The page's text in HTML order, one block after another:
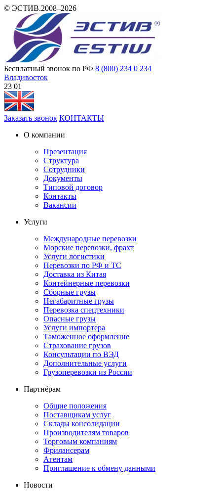
© ЭСТИВ.2008–2026
Бесплатный звонок по РФ 8 (800) 234 0 234
Владивосток
23:01
Заказать звонок КОНТАКТЫ
О компании
Презентация
Структура
Сотрудники
Документы
Типовой договор
Контакты
Вакансии
Услуги
Международные перевозки
Морские перевозки, фрахт
Услуги логистики
Перевозки по РФ и ТС
Доставка из Китая
Контейнерные перевозки
Сборные грузы
Негабаритные грузы
Перевозка спецтехники
Опасные грузы
Услуги импортера
Таможенное оформление
Страхование грузов
Консультации по ВЭД
Дополнительные услуги
Грузоперевозки из России
Партнёрам
Общие положения
Поставщикам услуг
Склады консолидации
Производителям товаров
Торговым компаниям
Фрилансерам
Агентам
Приглашение к обмену данными
Новости